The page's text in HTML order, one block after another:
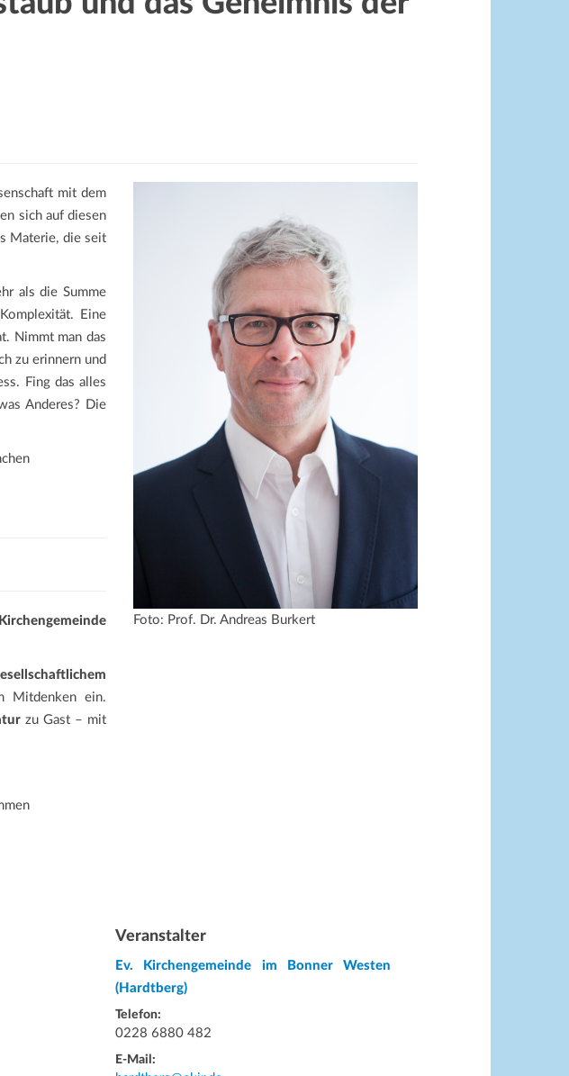
mit dem
sich auf diesen
Materie, die seit
als die Summe
Eine
Nimmt man das
zu erinnern und
Fing das alles
Anderes? Die
Kirchengemeinde
Mitdenken ein.
zu Gast – mit
Foto: Prof. Dr. Andreas Burkert
Veranstalter
Ev. Kirchengemeinde im Bonner Westen
(Hardtberg)
Telefon:
0228 6880 482
E-Mail: